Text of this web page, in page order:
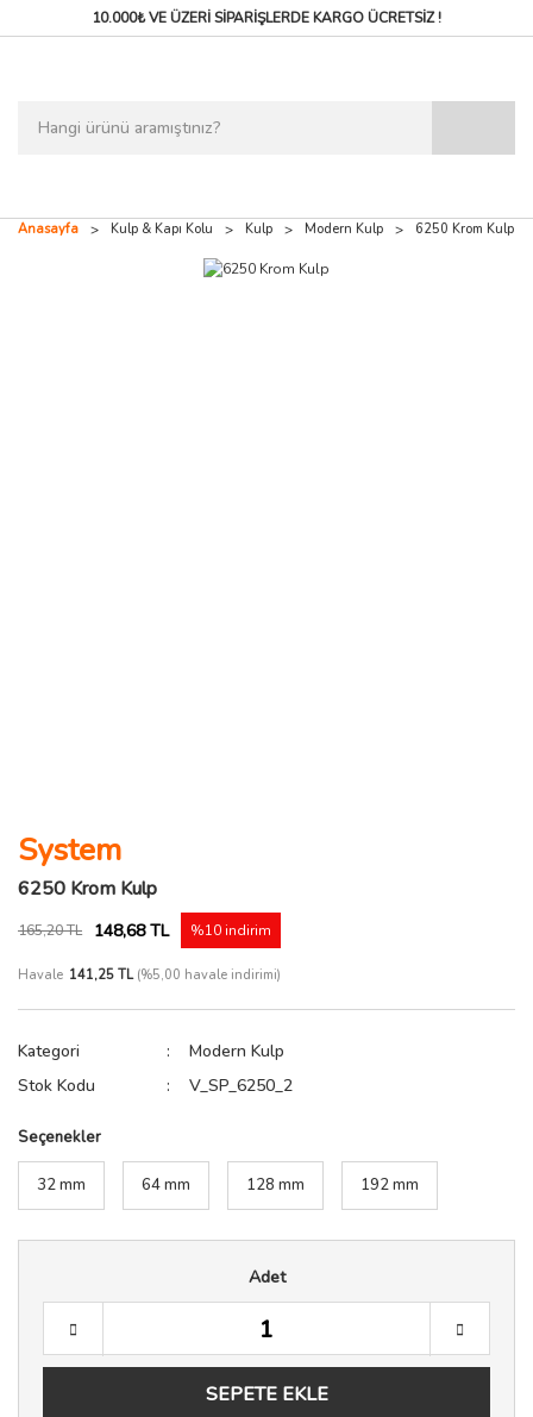
10.000₺ VE ÜZERİ SİPARİŞLERDEKARGO ÜCRETSİZ !
Anasayfa Kulp & Kapı Kolu Kulp Modern Kulp 6250 Krom Kulp
System
6250 Krom Kulp
165,20 TL 148,68 TL %10 indirim
Havale 141,25 TL(%5,00 havale indirimi)
Kategori
Modern Kulp
Stok Kodu
V_SP_6250_2
Seçenekler
32 mm 64 mm 128 mm 192 mm
Adet
SEPETE EKLE